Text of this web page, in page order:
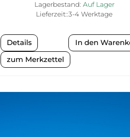
Lagerbestand: Auf Lager
Lieferzeit::3-4 Werktage
Details
zum Merkzettel